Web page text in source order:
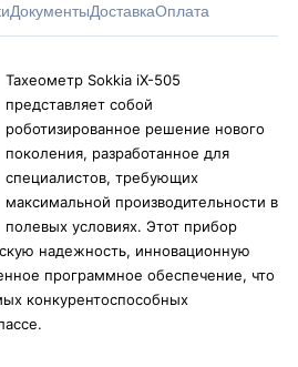
ДокументыДоставкаОплата
Тахеометр Sokkia iX-505
представляет собой
роботизированное решение нового
поколения, разработанное для
специалистов, требующих
максимальной производительности в
полевых условиях. Этот прибор
надежность, инновационную
программное обеспечение, что
конкурентоспособных